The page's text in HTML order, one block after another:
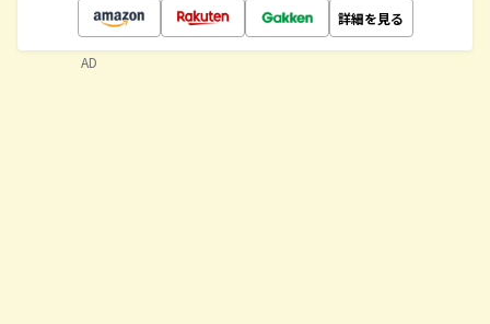
詳細を見る
AD